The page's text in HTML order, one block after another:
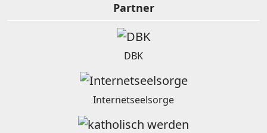
Partner
DBK
Internetseelsorge